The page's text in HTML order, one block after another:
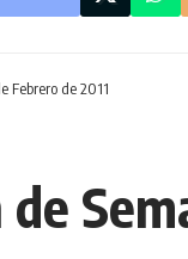
Febrero de 2011